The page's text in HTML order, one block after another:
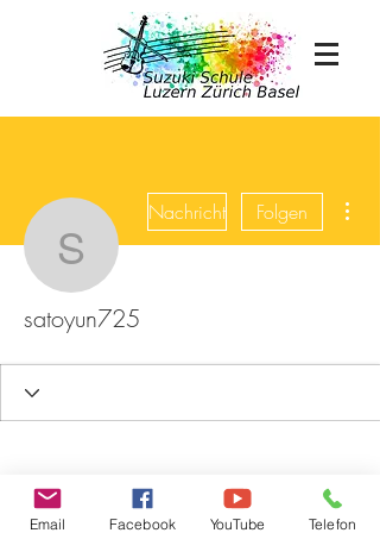
satoyun725
Nachricht Folgen
satoyun725
Email Facebook YouTube Telefon